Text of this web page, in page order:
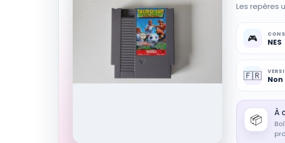
Les repères
🎮 NES
🇫🇷 Non
📦 À